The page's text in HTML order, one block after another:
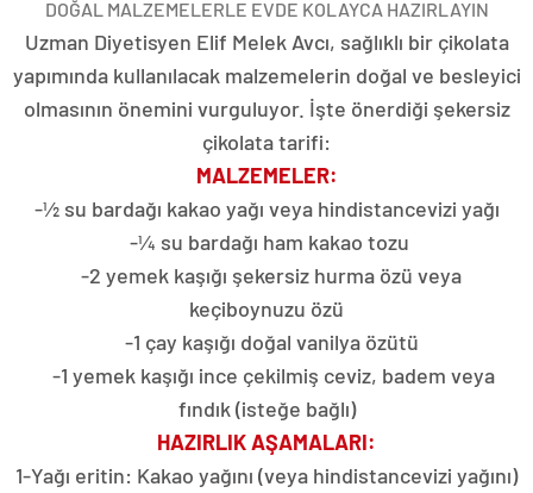
DOĞAL MALZEMELERLE EVDE KOLAYCA HAZIRLAYIN
Uzman Diyetisyen Elif Melek Avcı, sağlıklı bir çikolata
yapımında kullanılacak malzemelerin doğal ve besleyici
olmasının önemini vurguluyor. İşte önerdiği şekersiz
çikolata tarifi:
MALZEMELER:
-½ su bardağı kakao yağı veya hindistancevizi yağı
-¼ su bardağı ham kakao tozu
-2 yemek kaşığı şekersiz hurma özü veya
keçiboynuzu özü
-1 çay kaşığı doğal vanilya özütü
-1 yemek kaşığı ince çekilmiş ceviz, badem veya
fındık (isteğe bağlı)
HAZIRLIK AŞAMALARI:
1-Yağı eritin: Kakao yağını (veya hindistancevizi yağını)